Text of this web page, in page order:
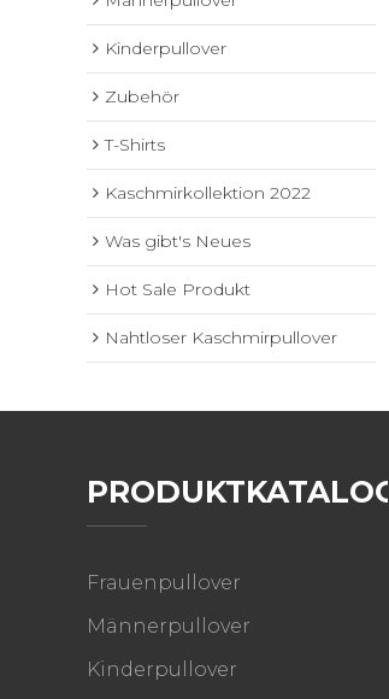
Kinderpullover
Zubehör
T-Shirts
Kaschmirkollektion 2022
Was gibt's Neues
Hot Sale Produkt
Nahtloser Kaschmirpullover
PRODUKTKATALOG
Frauenpullover
Männerpullover
Kinderpullover